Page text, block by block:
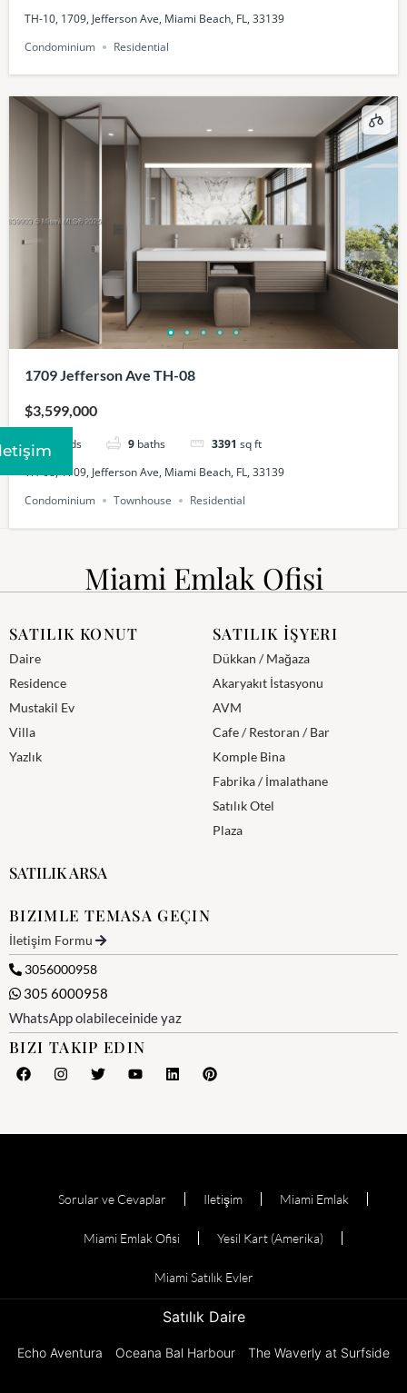
TH-10, 1709, Jefferson Ave, Miami Beach, FL, 33139
Condominium
Residential
1709 Jefferson Ave TH-08
$3,599,000
beds 9 baths 3391 sq ft
TH-08, 1709, Jefferson Ave, Miami Beach, FL, 33139
Condominium
Townhouse Residential
Miami Emlak Ofisi
SATILIK KONUT
Daire
Residence
Mustakil Ev
Villa
Yazlık
SATILIK İŞYERI
Dükkan / Mağaza
Akaryakıt İstasyonu
AVM
Cafe / Restoran / Bar
Komple Bina
Fabrika / İmalathane
Satılık Otel
Plaza
SATILIK ARSA
BIZIMLE TEMASA GEÇIN
İletişim Formu
3056000958
305 6000958
WhatsApp olabileceinide yaz
BIZI TAKIP EDIN
Sorular ve Cevaplar Iletişim Miami Emlak
Miami Emlak Ofisi Yesil Kart (Amerika)
Miami Satılık Evler
Satılık Daire
Echo Aventura Oceana Bal Harbour The Waverly at Surfside